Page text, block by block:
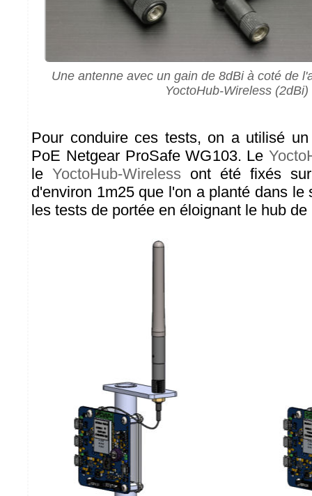
Une antenne avec un gain de 8dBi à coté de
YoctoHub-Wireless (2dBi)
Pour conduire ces tests, on a utilisé
PoE Netgear ProSafe WG103. Le
le YoctoHub-Wireless ont été fixés
d'environ 1m25 que l'on a planté dans le
les tests de portée en éloignant le hub